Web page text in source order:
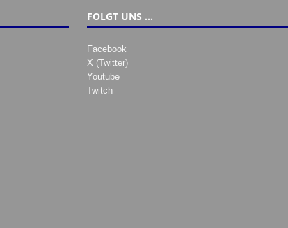
FOLGT UNS …
Facebook
X (Twitter)
Youtube
Twitch